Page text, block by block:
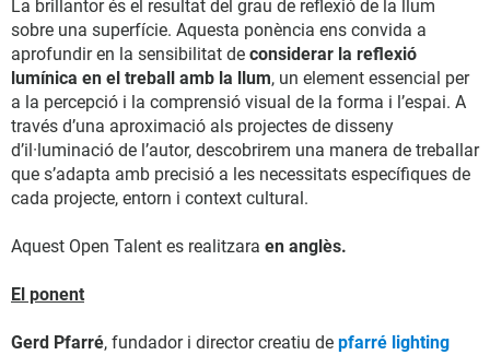
La brillantor és el resultat del grau de reflexió de la llum
sobre una superfície. Aquesta ponència ens convida a
aprofundir en la sensibilitat de considerar la reflexió
lumínica en el treball amb la llum, un element essencial per
a la percepció i la comprensió visual de la forma i l’espai. A
través d’una aproximació als projectes de disseny
d’il·luminació de l’autor, descobrirem una manera de treballar
que s’adapta amb precisió a les necessitats específiques de
cada projecte, entorn i context cultural.
Aquest Open Talent es realitzara en anglès.
El ponent
Gerd Pfarré, fundador i director creatiu de pfarré lighting